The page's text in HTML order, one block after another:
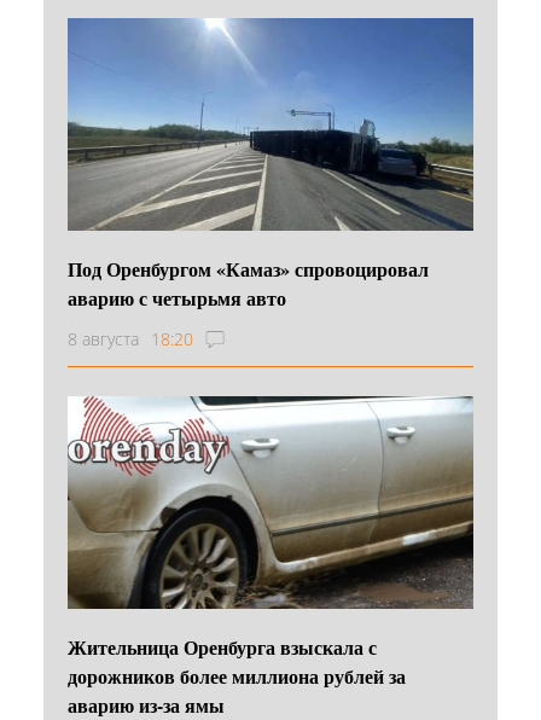
Под Оренбургом «Камаз» спровоцировал
аварию с четырьмя авто
8 августа 18:20
Жительница Оренбурга взыскала с
дорожников более миллиона рублей за
аварию из-за ямы